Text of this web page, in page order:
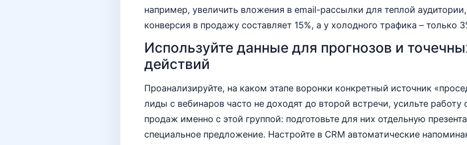
например, увеличить вложения в email-рассылки для теплой
конверсия в продажу составляет 15%, а у холодного трафика – только
Используйте данные для прогнозов и
действий
Проанализируйте, на каком этапе воронки конкретный источник
лиды с вебинаров часто не доходят до второй встречи, усильте работу
продаж именно с этой группой: подготовьте для них отдельную
специальное предложение. Настройте в CRM автоматические